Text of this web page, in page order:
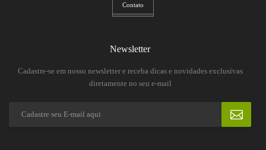
Contato
Newsletter
Cadastre-se em nosso newsletter e receba dicas e novidades exclusivas
diretamente no seu e-mail